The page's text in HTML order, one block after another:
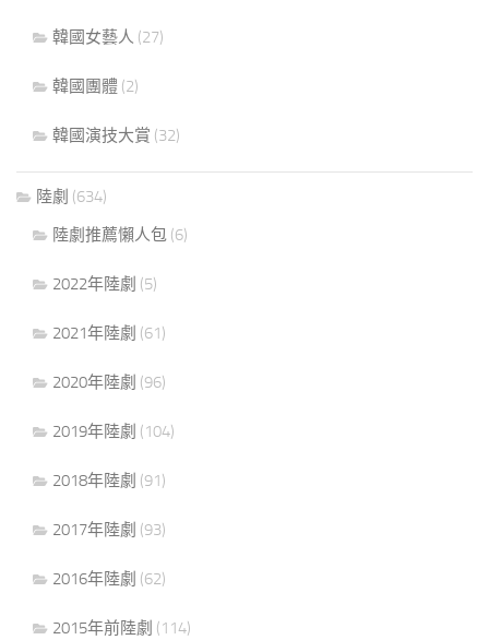
韓國女藝人 (27)
韓國團體 (2)
韓國演技大賞 (32)
陸劇 (634)
陸劇推薦懶人包 (6)
2022年陸劇 (5)
2021年陸劇 (61)
2020年陸劇 (96)
2019年陸劇 (104)
2018年陸劇 (91)
2017年陸劇 (93)
2016年陸劇 (62)
2015年前陸劇 (114)